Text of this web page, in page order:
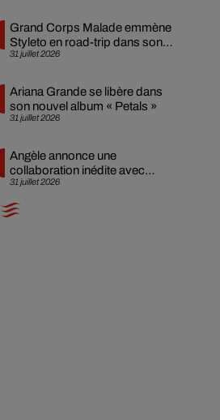
31 juillet 2026
Grand Corps Malade emmène
Styleto en road-trip dans son
nouveau clip
31 juillet 2026
Ariana Grande se libère dans
son nouvel album « Petals »
31 juillet 2026
Angèle annonce une
collaboration inédite avec
Amelie Lens